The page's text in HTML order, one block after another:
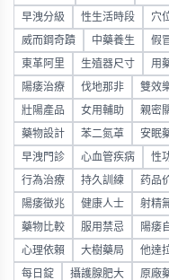
早洩分級 性生活時段 穴
威而鋼奇蹟 中藥養生 假
東革阿里 生殖器尺寸 用
陽痿治療 伐地那非 雙效
壯陽產品 女用輔助 親密
藥物設計 苯二氮䓬 安眠
早洩門診 心血管疾病 性
行為治療 持久訓練 药品
陽痿徵兆 健康人士 射精
藥物比較 服用禁忌 陽痿
心理依賴 大樹藥局 他達
每日錠 攝護腺肥大 原廠